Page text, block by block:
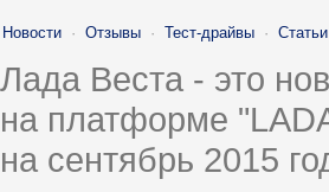
Новости · Отзывы · Тест-драйвы · Статьи
Лада Веста - это
на платформе
на сентябрь 2015